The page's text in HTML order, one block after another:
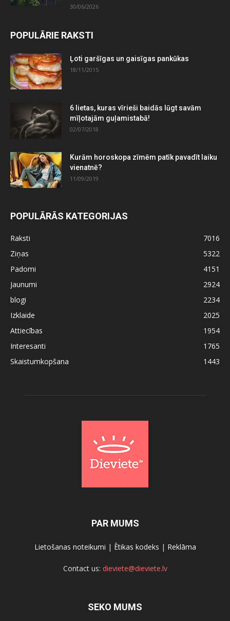
30/06/2026
POPULĀRIE RAKSTI
Ļoti garšīgas un gaisīgas pankūkas
18/11/2015
6 lietas, kuras vīrieši baidās lūgt savām
mīļotajām guļamistabā!
02/07/2018
Kurām horoskopa zīmēm patīk pavadīt laiku
vienatnē?
11/09/2019
POPULĀRĀS KATEGORIJAS
Raksti
7016
Ziņas
5322
Padomi
4151
Jaunumi
2924
blogi
2234
Izklaide
2025
Attiecības
1954
Interesanti
1765
Skaistumkopšana
1443
PAR MUMS
Lietošanas noteikumi | Ētikas kodeks | Reklāma
Contact us: dieviete@dieviete.lv
SEKO MUMS